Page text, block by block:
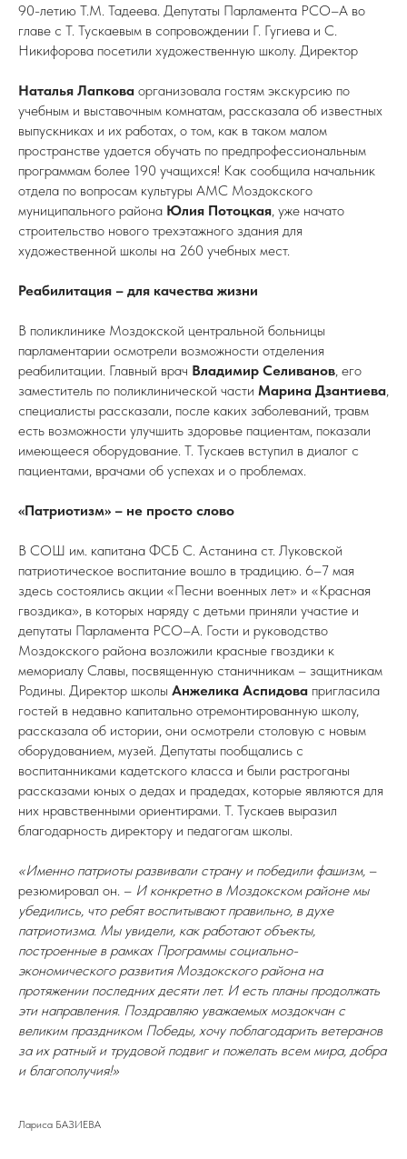
90-летию Т.М. Тадеева. Депутаты Парламента РСО–А во
главе с Т. Тускаевым в сопровождении Г. Гугиева и С.
Никифорова посетили художественную школу. Директор
Наталья Лапкова организовала гостям экскурсию по
учебным и выставочным комнатам, рассказала об известных
выпускниках и их работах, о том, как в таком малом
пространстве удается обучать по предпрофессиональным
программам более 190 учащихся! Как сообщила начальник
отдела по вопросам культуры АМС Моздокского
муниципального района Юлия Потоцкая, уже начато
строительство нового трехэтажного здания для
художественной школы на 260 учебных мест.
Реабилитация – для качества жизни
В поликлинике Моздокской центральной больницы
парламентарии осмотрели возможности отделения
реабилитации. Главный врач Владимир Селиванов, его
заместитель по поликлинической части Марина Дзантиева,
специалисты рассказали, после каких заболеваний, травм
есть возможности улучшить здоровье пациентам, показали
имеющееся оборудование. Т. Тускаев вступил в диалог с
пациентами, врачами об успехах и о проблемах.
«Патриотизм» – не просто слово
В СОШ им. капитана ФСБ С. Астанина ст. Луковской
патриотическое воспитание вошло в традицию. 6–7 мая
здесь состоялись акции «Песни военных лет» и «Красная
гвоздика», в которых наряду с детьми приняли участие и
депутаты Парламента РСО–А. Гости и руководство
Моздокского района возложили красные гвоздики к
мемориалу Славы, посвященную станичникам – защитникам
Родины. Директор школы Анжелика Аспидова пригласила
гостей в недавно капитально отремонтированную школу,
рассказала об истории, они осмотрели столовую с новым
оборудованием, музей. Депутаты пообщались с
воспитанниками кадетского класса и были растроганы
рассказами юных о дедах и прадедах, которые являются для
них нравственными ориентирами. Т. Тускаев выразил
благодарность директору и педагогам школы.
«Именно патриоты развивали страну и победили фашизм, –
резюмировал он. – И конкретно в Моздокском районе мы
убедились, что ребят воспитывают правильно, в духе
патриотизма. Мы увидели, как работают объекты,
построенные в рамках Программы социально-
экономического развития Моздокского района на
протяжении последних десяти лет. И есть планы продолжать
эти направления. Поздравляю уважаемых моздокчан с
великим праздником Победы, хочу поблагодарить ветеранов
за их ратный и трудовой подвиг и пожелать всем мира, добра
и благополучия!»
Лариса БАЗИЕВА